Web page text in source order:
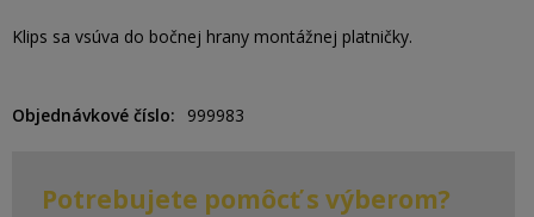
Klips sa vsúva do bočnej hrany montážnej platničky.
Objednávkové číslo 999983
Potrebujete pomôcť s výberom?